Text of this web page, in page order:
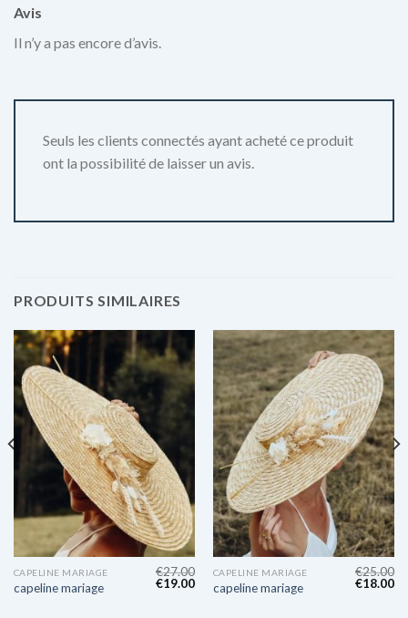
Avis
Il n’y a pas encore d’avis.
Seuls les clients connectés ayant acheté ce produit
ont la possibilité de laisser un avis.
PRODUITS SIMILAIRES
CAPELINE MARIAGE
capeline mariage
€27.00
€19.00
CAPELINE MARIAGE
capeline mariage
€25.00
€18.00